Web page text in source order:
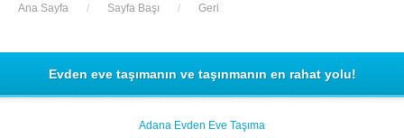
Ana Sayfa / Sayfa Başı / Geri
Evden eve taşımanın ve taşınmanın en rahat yolu!
Adana Evden Eve Taşıma